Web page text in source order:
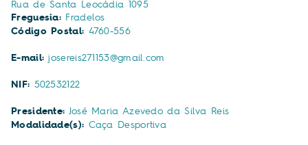
Rua de Santa Leocádia 1095
Freguesia: Fradelos
Código Postal: 4760-556
E-mail: josereis271153@gmail.com
NIF: 502532122
Presidente: José Maria Azevedo da Silva Reis
Modalidade(s): Caça Desportiva